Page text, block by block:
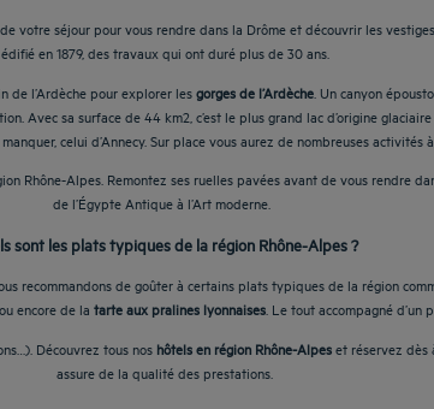
votre séjour pour vous rendre dans la Drôme et découvrir les
édifié en 1879, des travaux qui ont duré plus de 30 ans.
de l’Ardèche pour explorer lesgorges de l’Ardèche . Un canyon
Avec sa surface de 44 km2, c’est le plus grand lac d’origine
celui d’Annecy. Sur place vous aurez de nombreuses activités
Rhône-Alpes. Remontez ses ruelles pavées avant de vous rendre
de l’Égypte Antique à l’Art moderne.
sont les plats typiques de la région Rhône-Alpes ?
recommandons de goûter à certains plats typiques de la région
encore de la tarte aux pralines lyonnaises. Le tout accompagné d’un
Découvrez tous nos hôtels en région Rhône-Alpeset réservez dès
assure de la qualité des prestations.